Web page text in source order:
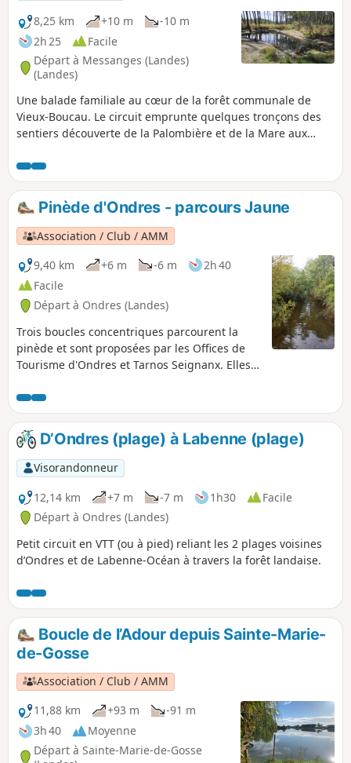
8,25 km
+10 m
-10 m
2h 25
Facile
Départ à Messanges (Landes)
(Landes)
Une balade familiale au cœur de la forêt communale de
Vieux-Boucau. Le circuit emprunte quelques tronçons des
sentiers découverte de la Palombière et de la Mare aux
Soustons. En chemin de nombreux bancs, tables de pique-
nique et des panneaux descriptifs des lieux.
Pinède d'Ondres - parcours Jaune
Association / Club / AMM
9,40 km
+6 m -6 m
2h 40
Facile
Départ à Ondres (Landes)
Trois boucles concentriques parcourent la
pinède et sont proposées par les Offices de
Tourisme d'Ondres et Tarnos Seignanx. Elles
Vert et Jaune. L’itinéraire, balisé de couleur
Jaune, est décrit ici pour être utilisée avec
Visorando.
D’Ondres (plage) à Labenne (plage)
Visorandonneur
12,14 km
+7 m -7 m 1h30
Facile
Départ à Ondres (Landes)
Petit circuit en VTT (ou à pied) reliant les 2 plages voisines
d’Ondres et de Labenne-Océan à travers la forêt landaise.
Boucle de l’Adour depuis Sainte-Marie-
de-Gosse
Association / Club / AMM
11,88 km
+93 m
-91 m
3h 40
Moyenne
Départ à Sainte-Marie-de-Gosse